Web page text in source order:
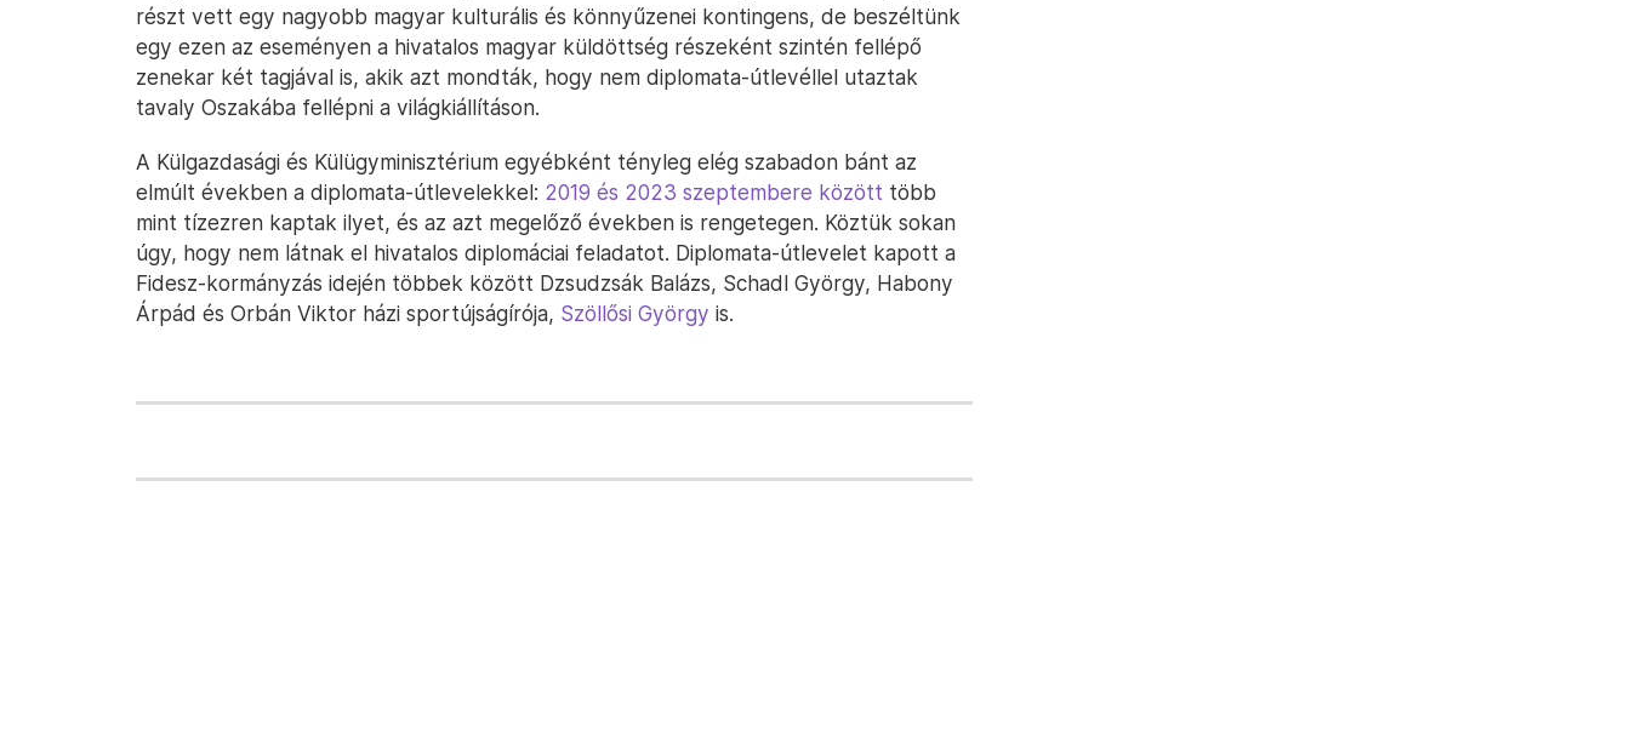
részt vett egy nagyobb magyar kulturális és könnyűzenei kontingens, de beszéltünk
egy ezen az eseményen a hivatalos magyar küldöttség részeként szintén fellépő
zenekar két tagjával is, akik azt mondták, hogy nem diplomata-útlevéllel utaztak
tavaly Oszakába fellépni a világkiállításon.
A Külgazdasági és Külügyminisztérium egyébként tényleg elég szabadon bánt az
elmúlt években a diplomata-útlevelekkel: 2019 és 2023 szeptembere között több
mint tízezren kaptak ilyet, és az azt megelőző években is rengetegen. Köztük sokan
úgy, hogy nem látnak el hivatalos diplomáciai feladatot. Diplomata-útlevelet kapott a
Fidesz-kormányzás idején többek között Dzsudzsák Balázs, Schadl György, Habony
Árpád és Orbán Viktor házi sportújságírója, Szöllősi György is.